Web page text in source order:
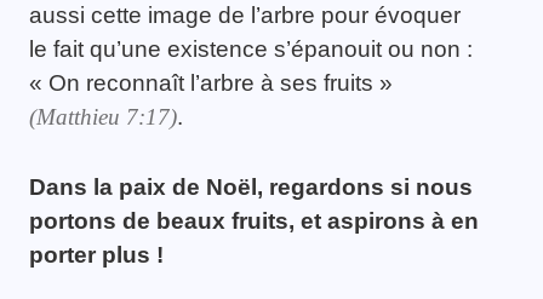
aussi cette image de l’arbre pour évoquer
le fait qu’une existence s’épanouit ou non :
« On reconnaît l’arbre à ses fruits »
(Matthieu 7:17).
Dans la paix de Noël, regardons si nous
portons de beaux fruits, et aspirons à en
porter plus !